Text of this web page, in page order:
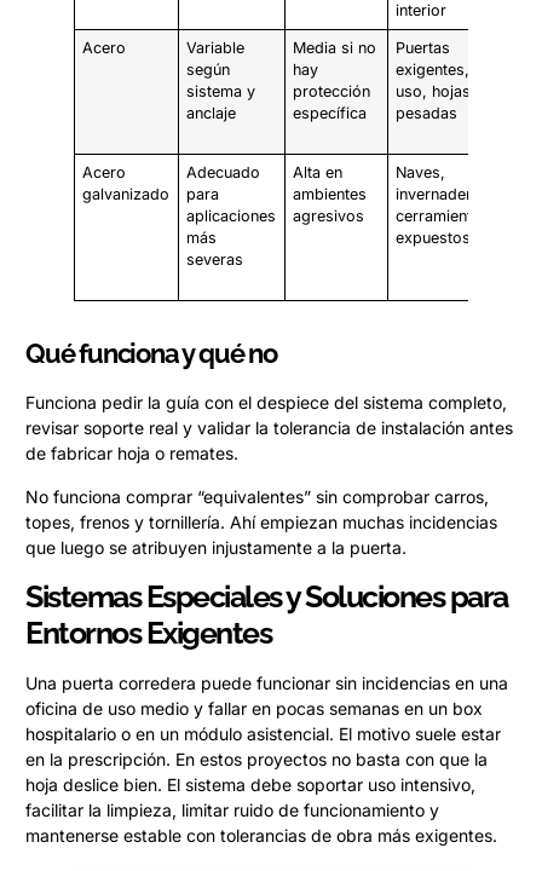
interior
Acero
Variable
según
sistema y
anclaje
Media si no
hay
protección
específica
Puertas
exigentes, alto
uso, hojas
pesadas
Acero
galvanizado
Adecuado
para
aplicaciones
más
severas
Alta en
ambientes
agresivos
Naves,
invernaderos,
cerramientos
expuestos
Qué funciona y qué no
Funciona pedir la guía con el despiece del sistema completo,
revisar soporte real y validar la tolerancia de instalación antes
de fabricar hoja o remates.
No funciona comprar “equivalentes” sin comprobar carros,
topes, frenos y tornillería. Ahí empiezan muchas incidencias
que luego se atribuyen injustamente a la puerta.
Sistemas Especiales y Soluciones para
Entornos Exigentes
Una puerta corredera puede funcionar sin incidencias en una
oficina de uso medio y fallar en pocas semanas en un box
hospitalario o en un módulo asistencial. El motivo suele estar
en la prescripción. En estos proyectos no basta con que la
hoja deslice bien. El sistema debe soportar uso intensivo,
facilitar la limpieza, limitar ruido de funcionamiento y
mantenerse estable con tolerancias de obra más exigentes.